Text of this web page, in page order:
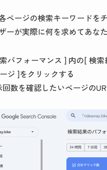
ページの検索キーワードを
ザーが実際に何を求めてあな
パフォーマンス ] 内の[ 検
ジ ]をクリックする
回数を確認したいページの